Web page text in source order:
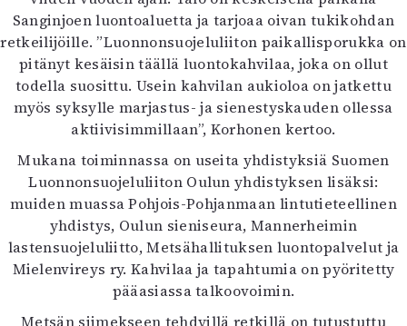
Sanginjoen luontoaluetta ja tarjoaa oivan tukikohdan
retkeilijöille. ”Luonnonsuojeluliiton paikallisporukka on
pitänyt kesäisin täällä luontokahvilaa, joka on ollut
todella suosittu. Usein kahvilan aukioloa on jatkettu
myös syksylle marjastus- ja sienestyskauden ollessa
aktiivisimmillaan”, Korhonen kertoo.
Mukana toiminnassa on useita yhdistyksiä Suomen
Luonnonsuojeluliiton Oulun yhdistyksen lisäksi:
muiden muassa Pohjois-Pohjanmaan lintutieteellinen
yhdistys, Oulun sieniseura, Mannerheimin
lastensuojeluliitto, Metsähallituksen luontopalvelut ja
Mielenvireys ry. Kahvilaa ja tapahtumia on pyöritetty
pääasiassa talkoovoimin.
Metsän siimekseen tehdyillä retkillä on tutustuttu